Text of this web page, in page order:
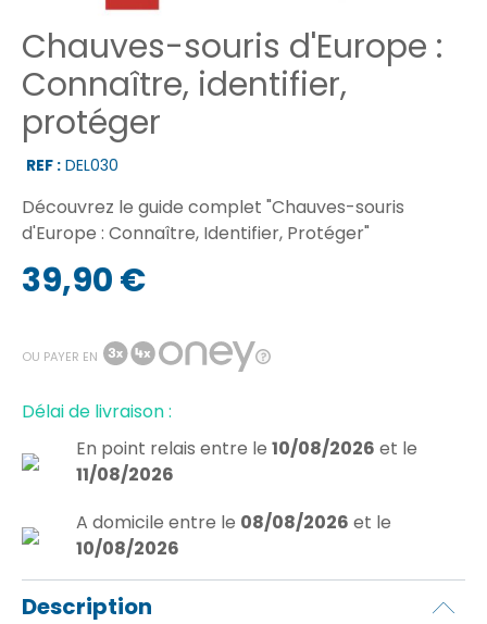
Chauves-souris d'Europe :
Connaître, identifier,
protéger
REF : DEL030
Découvrez le guide complet "Chauves-souris
d'Europe : Connaître, Identifier, Protéger"
39,90 €
OU PAYER EN
Délai de livraison :
En point relais entre le 10/08/2026 et le
11/08/2026
A domicile entre le 08/08/2026 et le
10/08/2026
Description